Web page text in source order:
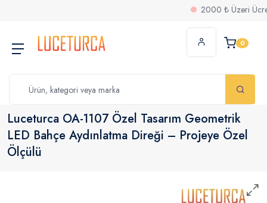
2000 ₺ Üzeri Ücretsiz
0
Luceturca OA-1107 Özel Tasarım Geometrik
LED Bahçe Aydınlatma Direği – Projeye Özel
Ölçülü